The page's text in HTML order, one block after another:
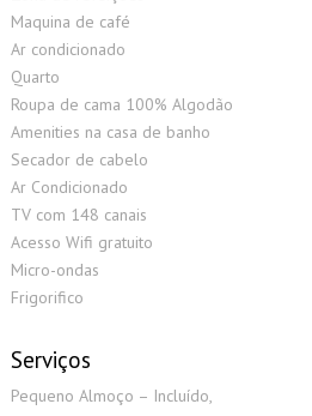
Maquina de café
Ar condicionado
Quarto
Roupa de cama 100% Algodão
Amenities na casa de banho
Secador de cabelo
Ar Condicionado
TV com 148 canais
Acesso Wifi gratuito
Micro-ondas
Frigorifico
Serviços
Pequeno Almoço – Incluído,